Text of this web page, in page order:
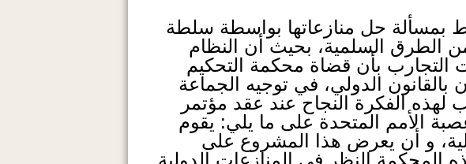
بمسألة حل منازعاتها بواسطة سلطة
السلمية، بحيث أن النظام
التجارب بأن قضاة محكمة التحكيم
الدولي، في توجيه الجماعة
لهذه الفكرة النجاح عند عقد مؤتمر
كانت تنص المادة (14) من عهد عصبة الأمم المتحدة على ما يلي: يقوم
و أن يعرض هذا المشروع على
النظر في المنازعات الدولية